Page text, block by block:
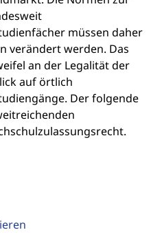
müssen daher
verändert werden. Das
an der Legalität der
auf örtlich
Der folgende